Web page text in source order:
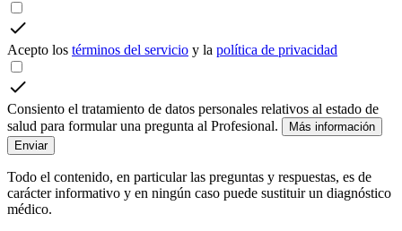
Acepto los términos del servicio y la política de privacidad
Consiento el tratamiento de datos personales relativos al estado de
salud para formular una pregunta al Profesional.
Más información
Enviar
Todo el contenido, en particular las preguntas y respuestas, es de
carácter informativo y en ningún caso puede sustituir un diagnóstico
médico.